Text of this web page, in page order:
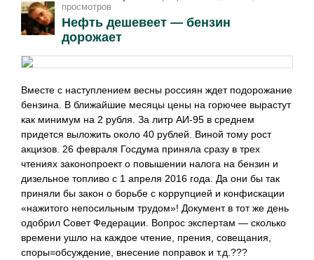
просмотров
Нефть дешевеет — бензин
дорожает
Вместе с наступлением весны россиян ждет подорожание
бензина. В ближайшие месяцы цены на горючее вырастут
как минимум на 2 рубля. За литр АИ-95 в среднем
придется выложить около 40 рублей. Виной тому рост
акцизов. 26 февраля Госдума приняла сразу в трех
чтениях законопроект о повышении налога на бензин и
дизельное топливо с 1 апреля 2016 года. Да они бы так
приняли бы закон о борьбе с коррупцией и конфискации
«нажитого непосильным трудом»! Документ в тот же день
одобрил Совет Федерации. Вопрос экспертам — сколько
времени ушло на каждое чтение, прения, совещания,
споры=обсуждение, внесение поправок и т.д.???